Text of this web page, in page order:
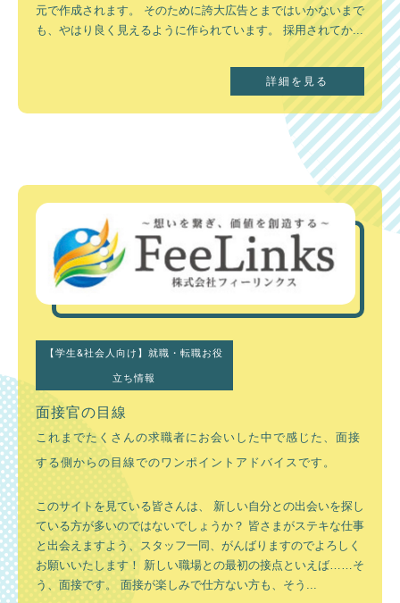
元で作成されます。 そのために誇大広告とまではいかないまで
も、やはり良く見えるように作られています。 採用されてか...
詳細を見る
【学生&社会人向け】就職・転職お役
立ち情報
面接官の目線
これまでたくさんの求職者にお会いした中で感じた、面接
する側からの目線でのワンポイントアドバイスです。
このサイトを見ている皆さんは、 新しい自分との出会いを探し
ている方が多いのではないでしょうか？ 皆さまがステキな仕事
と出会えますよう、スタッフ一同、がんばりますのでよろしく
お願いいたします！ 新しい職場との最初の接点といえば……そ
う、面接です。 面接が楽しみで仕方ない方も、そう...